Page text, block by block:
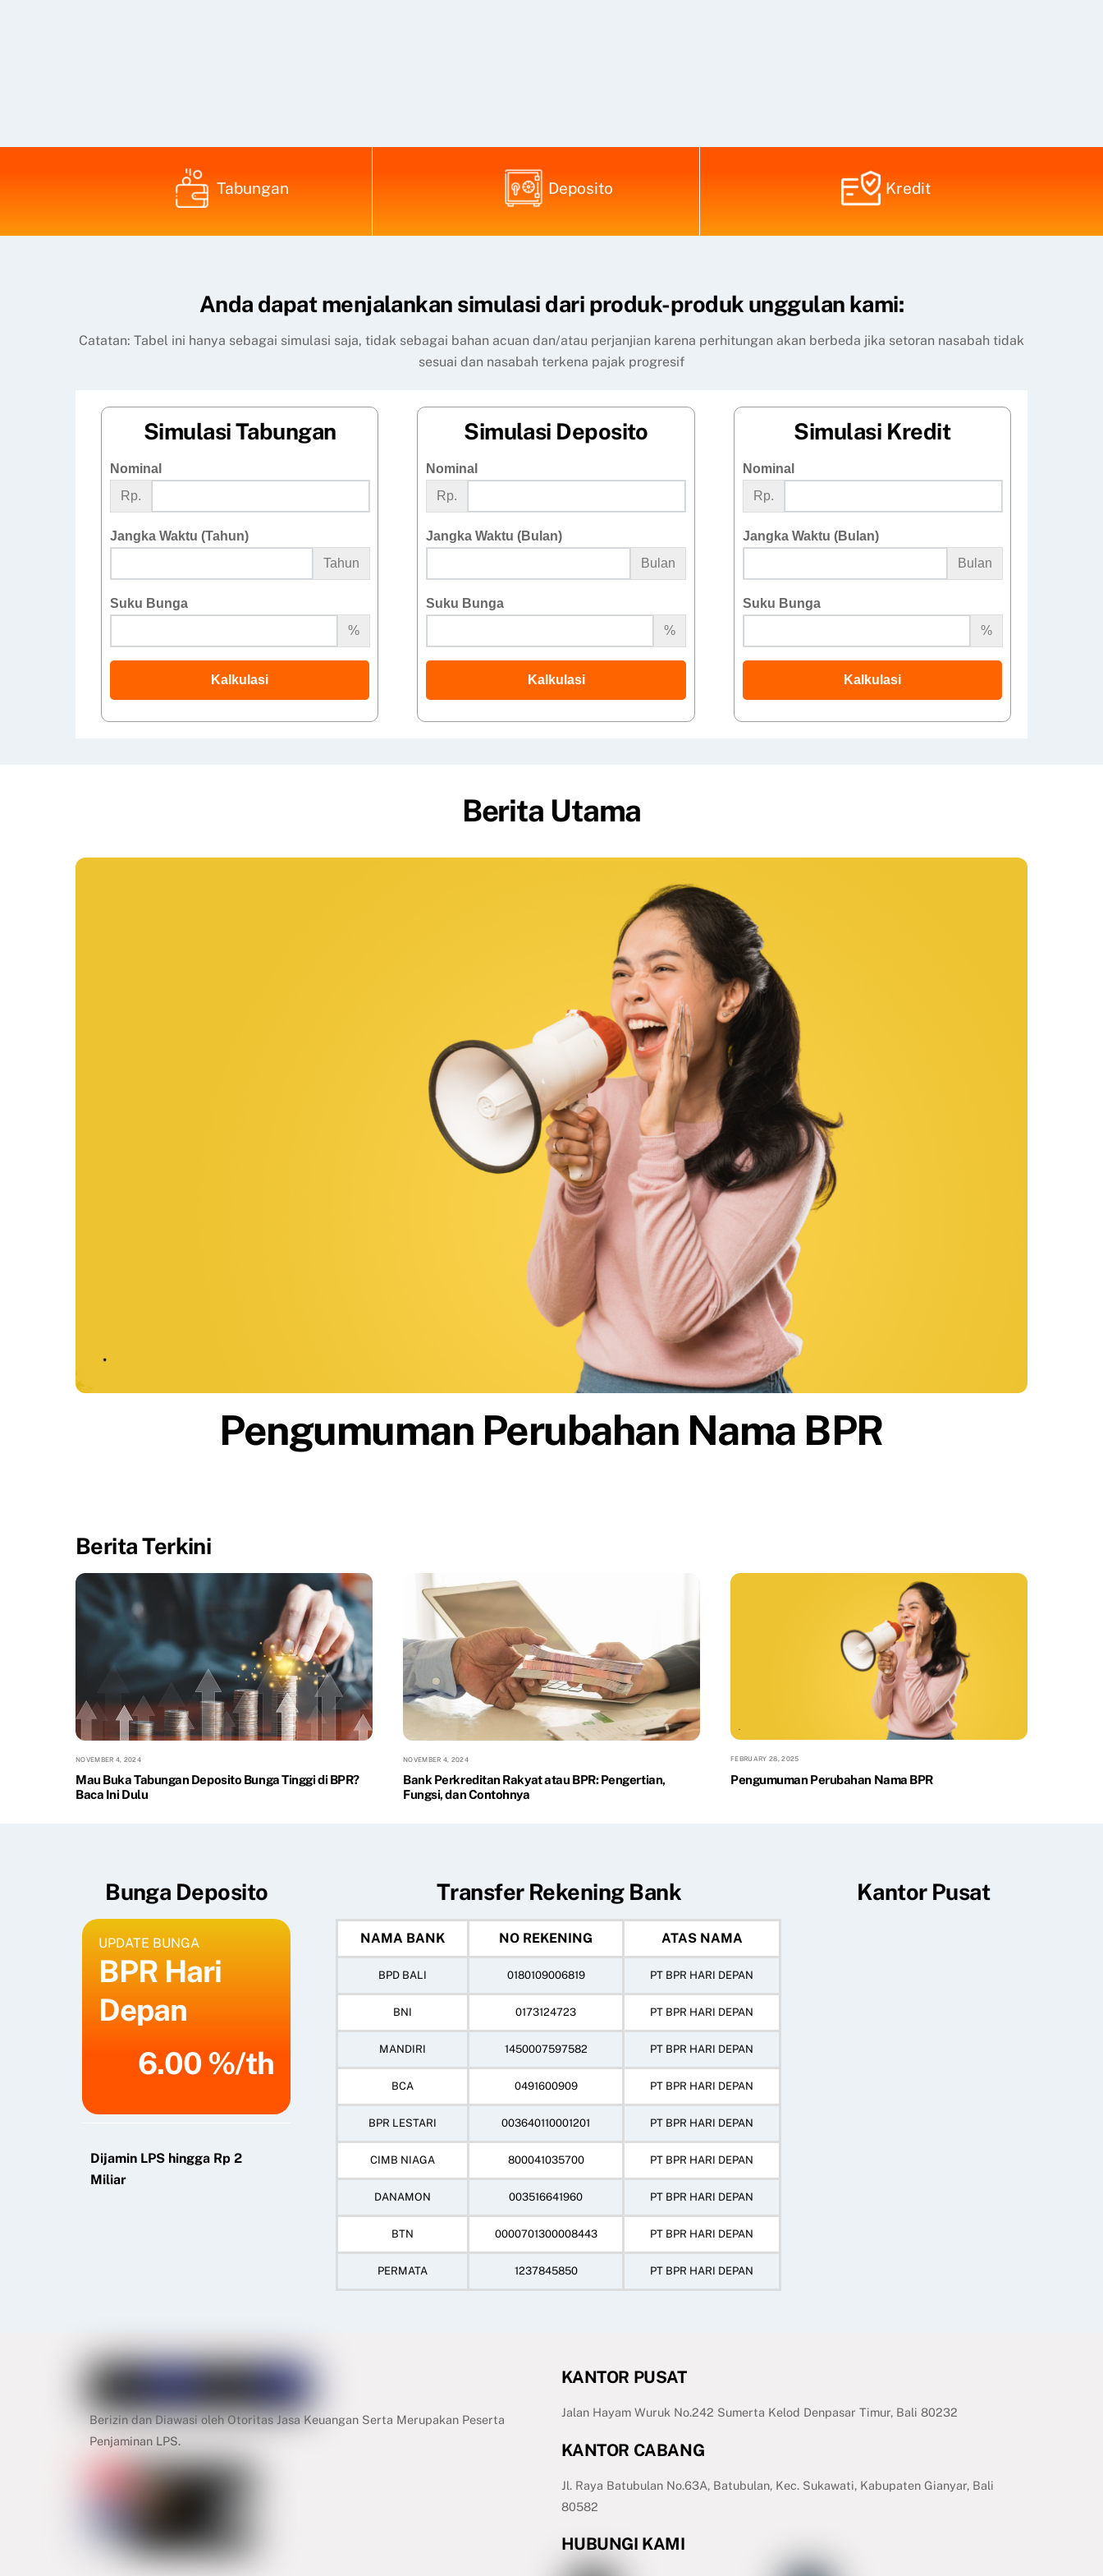
Tabungan Deposito Kredit
Anda dapat menjalankan simulasi dari produk-produk unggulan kami:
Catatan: Tabel ini hanya sebagai simulasi saja, tidak sebagai bahan acuan dan/atau perjanjian karena perhitungan akan berbeda jika setoran nasabah tidak
sesuai dan nasabah terkena pajak progresif
Simulasi Tabungan
Nominal
Rp.
Jangka Waktu (Tahun)
Tahun
Suku Bunga
%
Kalkulasi
Simulasi Deposito
Nominal
Rp.
Jangka Waktu (Bulan)
Bulan
Suku Bunga
%
Kalkulasi
Simulasi Kredit
Nominal
Rp.
Jangka Waktu (Bulan)
Bulan
Suku Bunga
%
Kalkulasi
Berita Utama
Pengumuman Perubahan Nama BPR
Berita Terkini
NOVEMBER 4, 2024
Mau Buka Tabungan Deposito Bunga Tinggi di BPR?
Baca Ini Dulu
NOVEMBER 4, 2024
Bank Perkreditan Rakyat atau BPR: Pengertian,
Fungsi, dan Contohnya
FEBRUARY 28, 2025
Pengumuman Perubahan Nama BPR
Bunga Deposito
UPDATE BUNGA
BPR Hari
Depan
6.00 %/th
Dijamin LPS hingga Rp 2
Miliar
Transfer Rekening Bank
NAMA BANK NO REKENING ATAS NAMA
BPD BALI 0180109006819 PT BPR HARI DEPAN
BNI 0173124723 PT BPR HARI DEPAN
MANDIRI 1450007597582 PT BPR HARI DEPAN
BCA 0491600909 PT BPR HARI DEPAN
BPR LESTARI 003640110001201 PT BPR HARI DEPAN
CIMB NIAGA 800041035700 PT BPR HARI DEPAN
DANAMON 003516641960 PT BPR HARI DEPAN
BTN 0000701300008443 PT BPR HARI DEPAN
PERMATA 1237845850 PT BPR HARI DEPAN
Kantor Pusat
Berizin dan Diawasi oleh Otoritas Jasa Keuangan Serta Merupakan Peserta
Penjaminan LPS.
KANTOR PUSAT
Jalan Hayam Wuruk No.242 Sumerta Kelod Denpasar Timur, Bali 80232
KANTOR CABANG
Jl. Raya Batubulan No.63A, Batubulan, Kec. Sukawati, Kabupaten Gianyar, Bali
80582
HUBUNGI KAMI